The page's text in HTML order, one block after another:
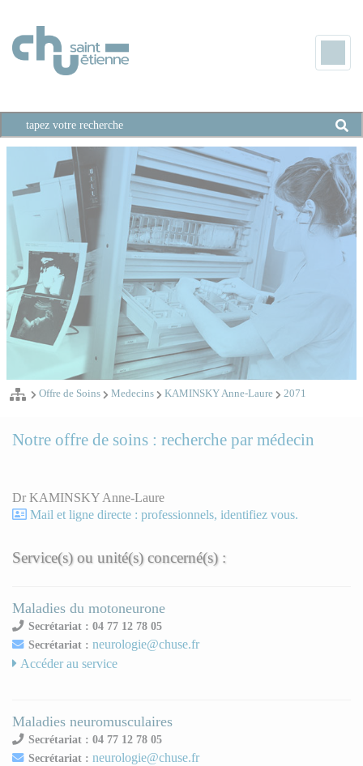
Offre de Soins Medecins KAMINSKY Anne-Laure 2071
Notre offre de soins : recherche par médecin
Dr KAMINSKY Anne-Laure
Mail et ligne directe : professionnels, identifiez vous.
Service(s) ou unité(s) concerné(s) :
Maladies du motoneurone
Secrétariat : 04 77 12 78 05
Secrétariat :neurologie@chuse.fr
Accéder au service
Maladies neuromusculaires
Secrétariat : 04 77 12 78 05
Secrétariat :neurologie@chuse.fr